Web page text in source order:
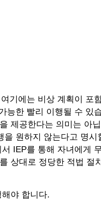
기에는 비상 계획이 포
능한 빨리 이행될 수 있
제공한다는 의미는 아
원하지 않는다고 명시
IEP를 통해 자녀에게
상대로 정당한 적법 절
야 합니다.